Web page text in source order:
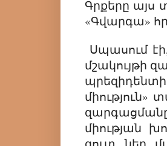
Գրքերը այս
«Գվարգա»
Սպասում
մշակույթի
միության